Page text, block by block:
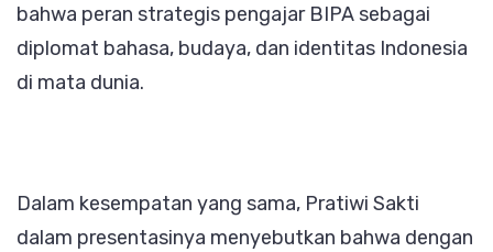
bahwa peran strategis pengajar BIPA sebagai
diplomat bahasa, budaya, dan identitas Indonesia
di mata dunia.
Dalam kesempatan yang sama, Pratiwi Sakti
dalam presentasinya menyebutkan bahwa dengan